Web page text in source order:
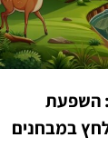
השפעת
במבחנים